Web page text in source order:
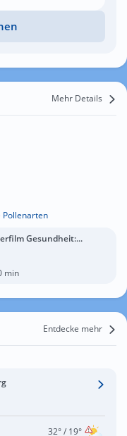
Mehr Details
Pollenarten
Gesundheit:...
min
Entdecke mehr
32°/ 19°